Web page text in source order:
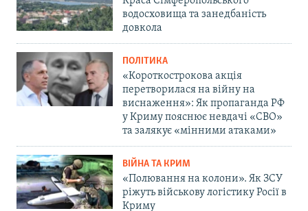
водосховища та занедбаність
довкола
ПОЛІТИКА
«Короткострокова акція
перетворилася на війну на
виснаження»: Як пропаганда РФ
у Криму пояснює невдачі «СВО»
та залякує «мінними атаками»
ВІЙНА ТА КРИМ
«Полювання на колони». Як ЗСУ
ріжуть військову логістику Росії в
Криму